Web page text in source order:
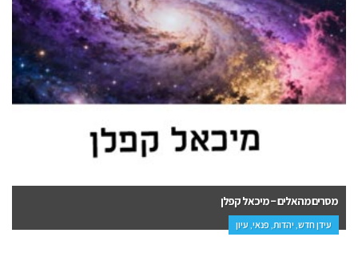
מסרים מהאלים – מיכאל קפלן
עידן חדש, יהדות, פנאי, עיון